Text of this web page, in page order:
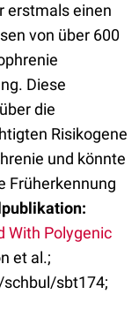
erstmals einen
von über 600
Diese
die
Risikogene
und könnte
Früherkennung
With Polygenic
et al.;
schbul/sbt174;